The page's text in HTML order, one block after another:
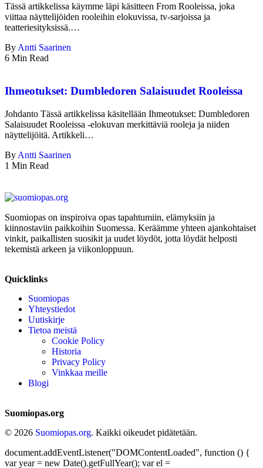
Tässä artikkelissa käymme läpi käsitteen From Rooleissa, joka
viittaa näyttelijöiden rooleihin elokuvissa, tv-sarjoissa ja
teatteriesityksissä.…
By Antti Saarinen
6 Min Read
Ihmeotukset: Dumbledoren Salaisuudet Rooleissa
Johdanto Tässä artikkelissa käsitellään Ihmeotukset: Dumbledoren
Salaisuudet Rooleissa -elokuvan merkittäviä rooleja ja niiden
näyttelijöitä. Artikkeli…
By Antti Saarinen
1 Min Read
Suomiopas on inspiroiva opas tapahtumiin, elämyksiin ja
kiinnostaviin paikkoihin Suomessa. Keräämme yhteen ajankohtaiset
vinkit, paikallisten suosikit ja uudet löydöt, jotta löydät helposti
tekemistä arkeen ja viikonloppuun.
Quicklinks
Suomiopas
Yhteystiedot
Uutiskirje
Tietoa meistä
Cookie Policy
Historia
Privacy Policy
Vinkkaa meille
Blogi
Suomiopas.org
© 2026 Suomiopas.org. Kaikki oikeudet pidätetään.
document.addEventListener("DOMContentLoaded", function () {
var year = new Date().getFullYear(); var el =